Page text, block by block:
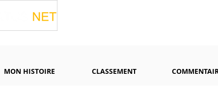
MON HISTOIRE CLASSEMENT